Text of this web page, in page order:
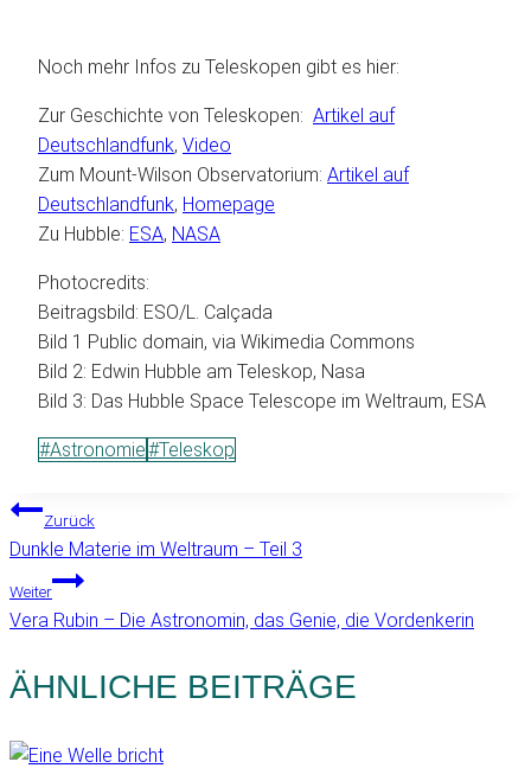
Noch mehr Infos zu Teleskopen gibt es hier:
Zur Geschichte von Teleskopen: Artikel auf
Deutschlandfunk, Video
Zum Mount-Wilson Observatorium: Artikel auf
Deutschlandfunk, Homepage
Zu Hubble: ESA, NASA
Photocredits:
Beitragsbild: ESO/L. Calçada
Bild 1 Public domain, via Wikimedia Commons
Bild 2: Edwin Hubble am Teleskop, Nasa
Bild 3: Das Hubble Space Telescope im Weltraum, ESA
Schlagworte:
#Astronomie#Teleskop
BEITRAGSNAVIGATION
Zurück
Dunkle Materie im Weltraum – Teil 3
Weiter
Vera Rubin – Die Astronomin, das Genie, die Vordenkerin
ÄHNLICHE BEITRÄGE